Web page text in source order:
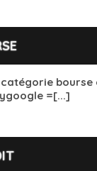
bourse
=[...]